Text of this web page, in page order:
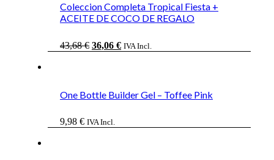
Coleccion Completa Tropical Fiesta +
ACEITE DE COCO DE REGALO
43,68€ El
36,06 €ElIVA Incl.
One Bottle Builder Gel – Toffee Pink
9,98 € IVA Incl.